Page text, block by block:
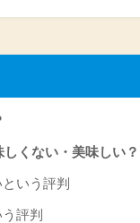
くない・美味しい？
いう評判
評判